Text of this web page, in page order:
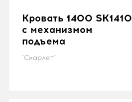
Кровать 1400 SK1410
с механизмом
подъема
"Скарлет"